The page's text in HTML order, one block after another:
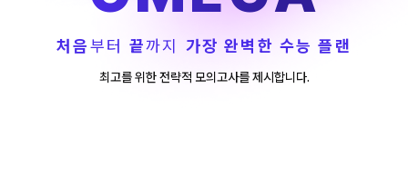
처음부터끝까지 가장 완벽한 수능 플랜
최고를 위한 전략적 모의고사를 제시합니다.